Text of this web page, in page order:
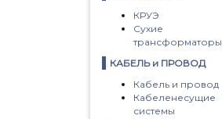
КРУЭ
Сухие
трансформаторы
КАБЕЛЬ и ПРОВОД
Кабель и провод
Кабеленесущие
системы